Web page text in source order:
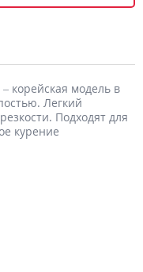
корейская модель в
Легкий
Подходят для
курение